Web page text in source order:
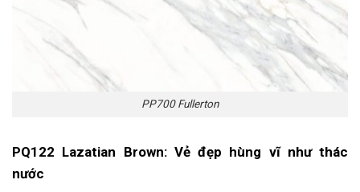
PP700 Fullerton
PQ122 Lazatian Brown: Vẻ đẹp hùng vĩ như thác
nước